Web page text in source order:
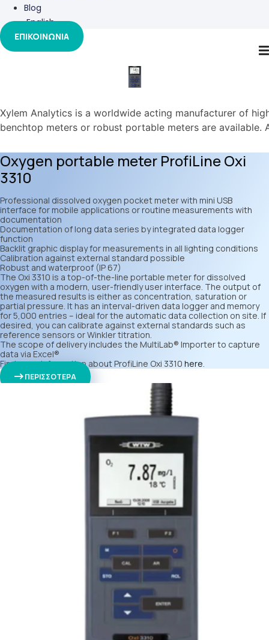
Blog
English
ΕΠΙΚΟΙΝΩΝΙΑ
Xylem Analytics is a worldwide acting manufacturer of
benchtop meters or robust portable meters are
Oxygen portable meter ProfiLine Oxi
3310
Professional dissolved oxygen pocket meter with mini USB
interface for mobile applications or routine measurements with
documentation
Documentation of long data series by integrated data logger
function
Backlit graphic display for measurements in all lighting conditions
Calibration against external standard possible
Robust and waterproof (IP 67)
The Oxi 3310 is a top-of-the-line portable meter for dissolved
oxygen with a modern, user-friendly user interface. The output of
the measured results is either as concentration, saturation or
partial pressure. It has an interval-driven data logger and memory
for 5,000 entries – ideal for the automatic data collection on site. If
desired, you can calibrate against external standards such as
reference sensors or Winkler titration.
The scope of delivery includes the MultiLab® Importer to capture
data via Excel®
Find more information about ProfiLine Oxi 3310 here.
ΠΕΡΙΣΣΟΤΕΡΑ